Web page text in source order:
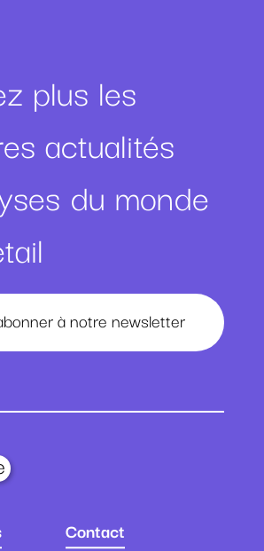
plus les
actualités
du monde
à notre newsletter
Contact